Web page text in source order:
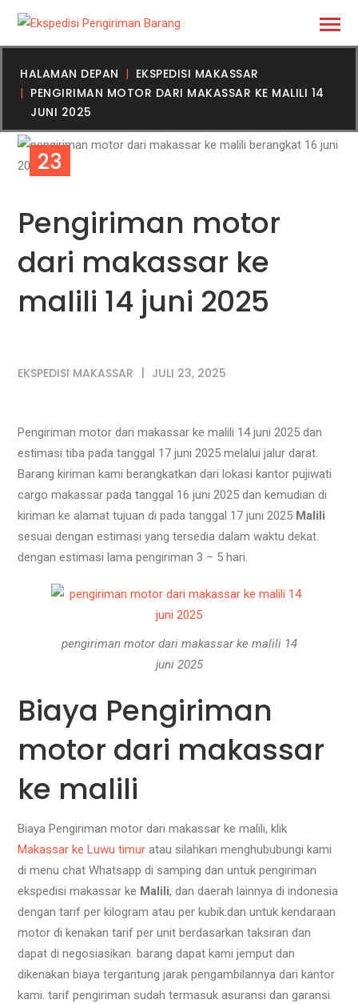
HALAMAN DEPAN
EKSPEDISI MAKASSAR
PENGIRIMAN MOTOR DARI MAKASSAR KE MALILI 14
JUNI 2025
23
Pengiriman motor
dari makassar ke
malili 14 juni 2025
EKSPEDISI MAKASSAR JULI 23, 2025
Pengiriman motor dari makassar ke malili 14 juni 2025 dan
estimasi tiba pada tanggal 17 juni 2025 melalui jalur darat.
Barang kiriman kami berangkatkan dari lokasi kantor pujiwati
cargo makassar pada tanggal 16 juni 2025 dan kemudian di
kiriman ke alamat tujuan di pada tanggal 17 juni 2025 Malili
sesuai dengan estimasi yang tersedia dalam waktu dekat.
dengan estimasi lama pengiriman 3 – 5 hari.
pengiriman motor dari makassar ke malili 14
juni 2025
Biaya Pengiriman
motor dari makassar
ke malili
Biaya Pengiriman motor dari makassar ke malili, klik
Makassar ke Luwu timur atau silahkan menghububungi kami
di menu chat Whatsapp di samping dan untuk pengiriman
ekspedisi makassar ke Malili, dan daerah lainnya di indonesia
dengan tarif per kilogram atau per kubik.dan untuk kendaraan
motor di kenakan tarif per unit berdasarkan taksiran dan
dapat di negosiasikan. barang dapat kami jemput dan
dikenakan biaya tergantung jarak pengambilannya dari kantor
kami. tarif pengiriman sudah termasuk asuransi dan garansi.